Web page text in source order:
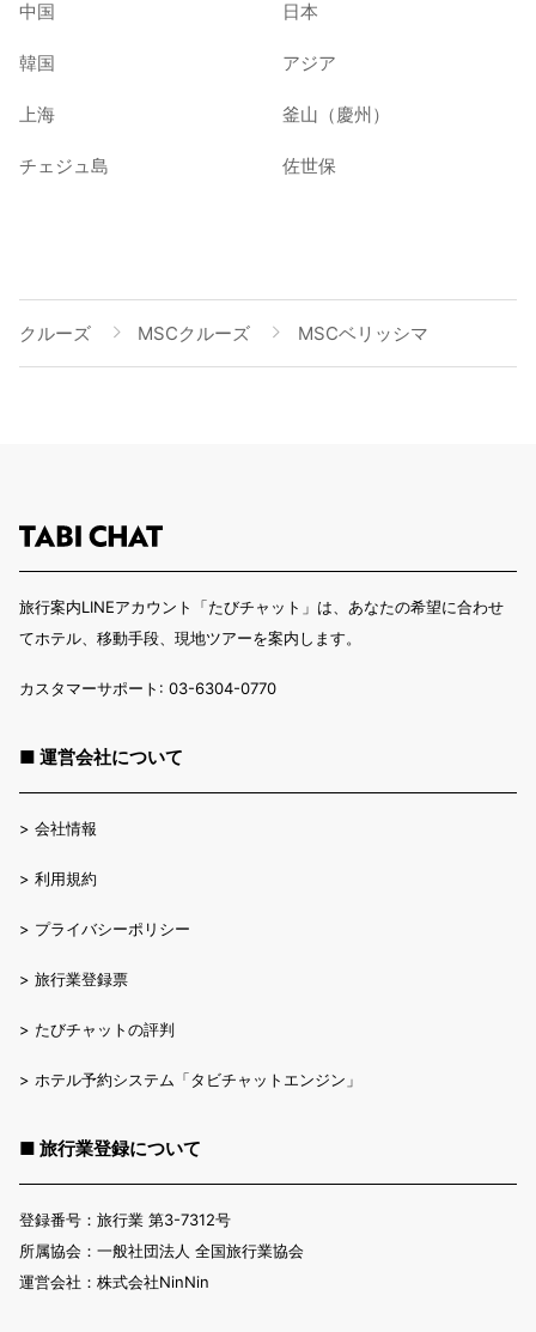
中国 日本
韓国 アジア
上海 釜山（慶州）
チェジュ島 佐世保
クルーズ MSCクルーズ MSCベリッシマ
旅行案内LINEアカウント「たびチャット」は、あなたの希望に合わせ
てホテル、移動手段、現地ツアーを案内します。
カスタマーサポート: 03-6304-0770
■ 運営会社について
> 会社情報
> 利用規約
> プライバシーポリシー
> 旅行業登録票
> たびチャットの評判
> ホテル予約システム「タビチャットエンジン」
■ 旅行業登録について
登録番号：旅行業 第3-7312号
所属協会：一般社団法人 全国旅行業協会
運営会社：株式会社NinNin